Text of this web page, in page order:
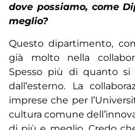
dove possiamo, come
meglio?
Questo dipartimento,
già molto nella
Spesso più di quanto si
dall’esterno. La
imprese che per
cultura comune